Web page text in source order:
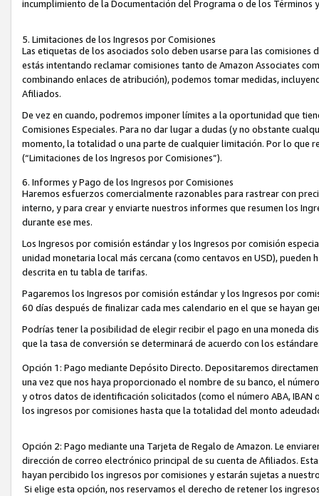
incumplimiento de la Documentación del Programa o de los Términos
5. Limitaciones de los Ingresos por Comisiones
Las etiquetas de los asociados solo deben usarse para las
estás intentando reclamar comisiones tanto de Amazon Associates
combinando enlaces de atribución), podemos tomar medidas,
Afiliados.
De vez en cuando, podremos imponer límites a la oportunidad que
Comisiones Especiales. Para no dar lugar a dudas (y no obstante
momento, la totalidad o una parte de cualquier limitación. Por lo que
(“Limitaciones de los Ingresos por Comisiones”).
6. Informes y Pago de los Ingresos por Comisiones
Haremos esfuerzos comercialmente razonables para rastrear con
interno, y para crear y enviarte nuestros informes que resumen los
durante ese mes.
Los Ingresos por comisión estándar y los Ingresos por comisión
unidad monetaria local más cercana (como centavos en USD),
descrita en tu tabla de tarifas.
Pagaremos los Ingresos por comisión estándar y los Ingresos por
60 días después de finalizar cada mes calendario en el que se hayan
Podrías tener la posibilidad de elegir recibir el pago en una moneda
que la tasa de conversión se determinará de acuerdo con los
Opción 1: Pago mediante Depósito Directo. Depositaremos
una vez que nos haya proporcionado el nombre de su banco, el
y otros datos de identificación solicitados (como el número ABA,
los ingresos por comisiones hasta que la totalidad del monto
Opción 2: Pago mediante una Tarjeta de Regalo de Amazon. Le
dirección de correo electrónico principal de su cuenta de Afiliados.
hayan percibido los ingresos por comisiones y estarán sujetas a
Si elige esta opción, nos reservamos el derecho de retener los